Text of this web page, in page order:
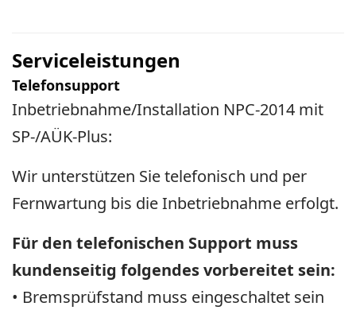
Serviceleistungen
Telefonsupport
Inbetriebnahme/Installation NPC-2014 mit
SP-/AÜK-Plus:
Wir unterstützen Sie telefonisch und per
Fernwartung bis die Inbetriebnahme erfolgt.
Für den telefonischen Support muss
kundenseitig folgendes vorbereitet sein:
• Bremsprüfstand muss eingeschaltet sein